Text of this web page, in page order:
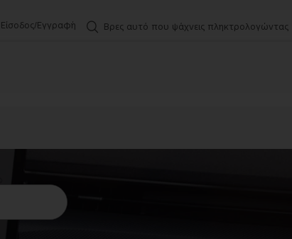
Είσοδος/Εγγραφή Βρες αυτό που ψάχνεις πληκτρολογώντας